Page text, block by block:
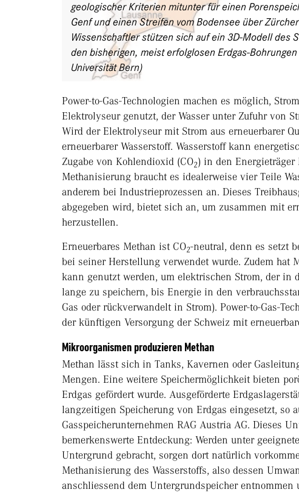
geologischer Kriterien mitunter für einen
Genf und einen Streifen vom Bodensee über
Wissenschaftler stützen sich auf ein 3D-Modell des
den bisherigen, meist erfolglosen Erdgas-
Universität Bern)
Power-to-Gas-Technologien machen es möglich,
Elektrolyseur genutzt, der Wasser unter Zufuhr von
Wird der Elektrolyseur mit Strom aus erneuerbarer
erneuerbarer Wasserstoff. Wasserstoff kann
Zugabe von Kohlendioxid (CO2) in den
Methanisierung braucht es idealerweise vier Teile
anderem bei Industrieprozessen an. Dieses
abgegeben wird, bietet sich an, um zusammen mit
herzustellen.
Erneuerbares Methan ist CO2-neutral, denn es setzt
bei seiner Herstellung verwendet wurde. Zudem hat
kann genutzt werden, um elektrischen Strom, der in
lange zu speichern, bis Energie in den
Gas oder rückverwandelt in Strom). Power-to-Gas-
der künftigen Versorgung der Schweiz mit
Mikroorganismen produzieren Methan
Methan lässt sich in Tanks, Kavernen oder
Mengen. Eine weitere Speichermöglichkeit bieten
Erdgas gefördert wurde. Ausgeförderte
langzeitigen Speicherung von Erdgas eingesetzt, so
Gasspeicherunternehmen RAG Austria AG. Dieses
bemerkenswerte Entdeckung: Werden unter
Untergrund gebracht, sorgen dort natürlich
Methanisierung des Wasserstoffs, also dessen
anschliessend dem Untergrundspeicher